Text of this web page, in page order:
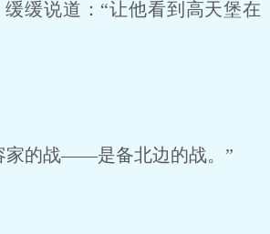
缓说道：“让他看到高天堡在
家的战——是备北边的战。”